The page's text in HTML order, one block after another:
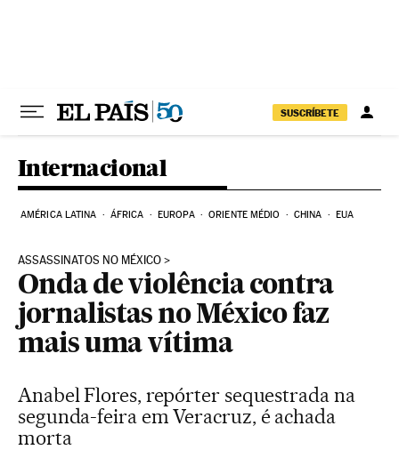
SUSCRÍBETE
Internacional
AMÉRICA LATINA ÁFRICA EUROPA ORIENTE MÉDIO CHINA EUA
ASSASSINATOS NO MÉXICO
Onda de violência contra
jornalistas no México faz
mais uma vítima
Anabel Flores, repórter sequestrada na
segunda-feira em Veracruz, é achada
morta